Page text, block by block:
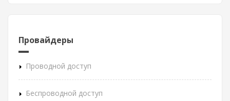
Провайдеры
Проводной доступ
Беспроводной доступ